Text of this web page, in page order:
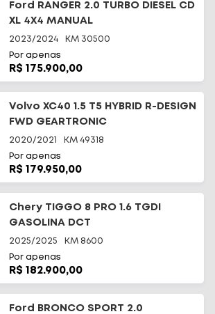
Ford RANGER 2.0 TURBO DIESEL CD
XL 4X4 MANUAL
2023/2024 KM 30500
Por apenas
R$ 175.900,00
Volvo XC40 1.5 T5 HYBRID R-DESIGN
FWD GEARTRONIC
2020/2021 KM 49318
Por apenas
R$ 179.950,00
Chery TIGGO 8 PRO 1.6 TGDI
GASOLINA DCT
2025/2025 KM 8600
Por apenas
R$ 182.900,00
Ford BRONCO SPORT 2.0